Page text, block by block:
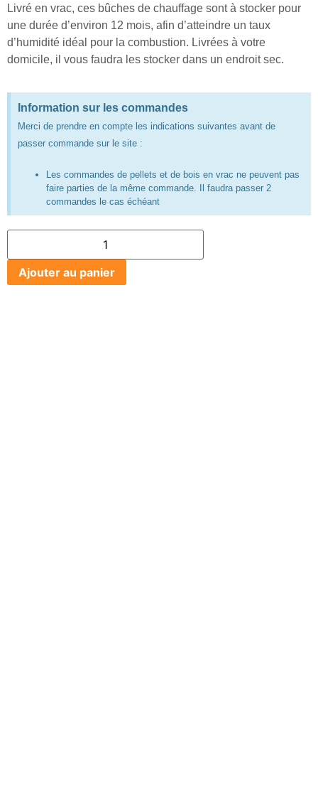
Livré en vrac, ces bûches de chauffage sont à stocker pour
une durée d’environ 12 mois, afin d’atteindre un taux
d’humidité idéal pour la combustion. Livrées à votre
domicile, il vous faudra les stocker dans un endroit sec.
Information sur les commandes
Merci de prendre en compte les indications suivantes avant de
passer commande sur le site :
Les commandes de pellets et de bois en vrac ne peuvent pas
faire parties de la même commande. Il faudra passer 2
commandes le cas échéant
Ajouter au panier